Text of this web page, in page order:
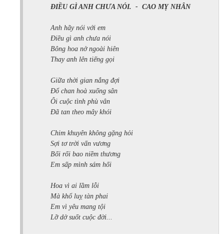
ĐIỀU GÌ ANH CHƯA NÓI. - CAO MỴ NHÂN
Anh hãy nói với em
Điều gì anh chưa nói
Bông hoa nở ngoài hiên
Thay anh lên tiếng gọi
Giữa thời gian nắng đợi
Đổ chan hoà xuống sân
Ôi cuộc tình phù vân
Đã tan theo mây khói
Chim khuyên không gặng hỏi
Sợi tơ trời vấn vương
Bối rối bao niềm thương
Em sấp mình sám hối
Hoa vì ai lầm lỗi
Mà khổ luỵ tàn phai
Em vì yêu mang tội
Lỡ dở suốt cuộc đời...